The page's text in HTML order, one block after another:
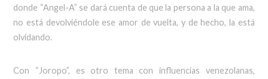
donde “Angel-A” se dará cuenta de que la persona a la que ama,
no está devolviéndole ese amor de vuelta, y de hecho, la está
olvidando.
Con “Joropo”, es otro tema con influencias venezolanas,